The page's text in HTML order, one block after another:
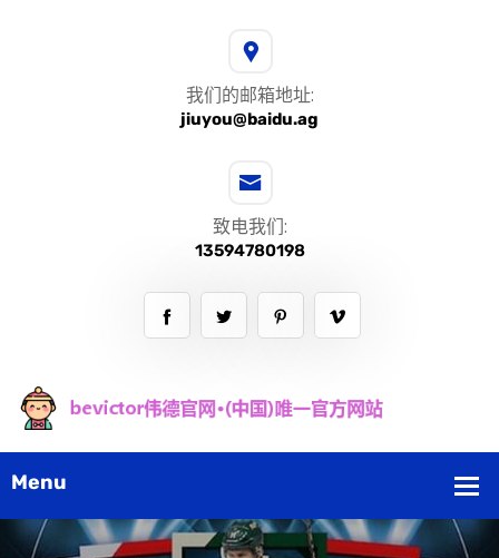
我们的邮箱地址:
jiuyou@baidu.ag
致电我们:
13594780198